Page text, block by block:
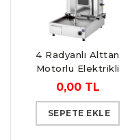
4 Radyanlı Alttan
Motorlu Elektrikli
Döner Ocağı
0,00 TL
SEPETE EKLE